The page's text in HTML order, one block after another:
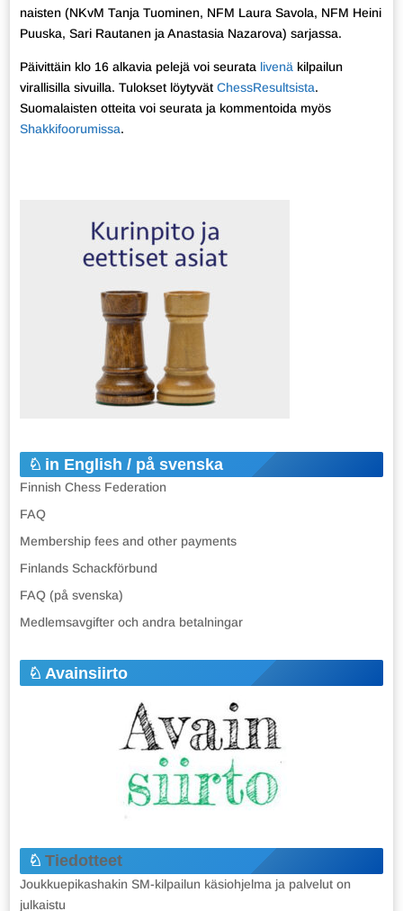
naisten (NKvM Tanja Tuominen, NFM Laura Savola, NFM Heini
Puuska, Sari Rautanen ja Anastasia Nazarova) sarjassa.
Päivittäin klo 16 alkavia pelejä voi seurata livenä kilpailun
virallisilla sivuilla. Tulokset löytyvät ChessResultsista.
Suomalaisten otteita voi seurata ja kommentoida myös
Shakkifoorumissa.
in English / på svenska
Finnish Chess Federation
FAQ
Membership fees and other payments
Finlands Schackförbund
FAQ (på svenska)
Medlemsavgifter och andra betalningar
Avainsiirto
Tiedotteet
Joukkuepikashakin SM-kilpailun käsiohjelma ja palvelut on
julkaistu